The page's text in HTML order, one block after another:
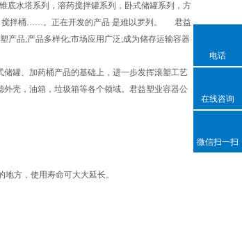
底水塔系列，溶药搅拌罐系列，卧式储罐系列，方
搅拌桶……。正在开发的产品 是难以罗列。 君益
产品;产品多样化;市场应用广泛;成为储存运输容器
罐、加药桶产品的基础上，进一步发挥滚塑工艺
壳，油箱，垃圾箱等各个领域。君益塑业容器公
方，使用寿命可大大延长。
电话
在线咨询
微信扫一扫